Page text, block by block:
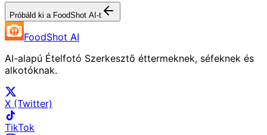
Próbáld ki a FoodShot AI-t
FoodShot AI
AI-alapú Ételfotó Szerkesztő éttermeknek, séfeknek és
alkotóknak.
X (Twitter)
TikTok